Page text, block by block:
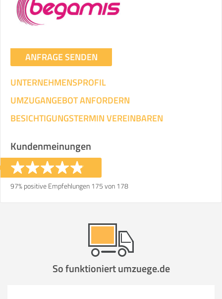
ANFRAGE SENDEN
UNTERNEHMENSPROFIL
UMZUGANGEBOT ANFORDERN
BESICHTIGUNGSTERMIN VEREINBAREN
Kundenmeinungen
97% positive Empfehlungen 175 von 178
So funktioniert umzuege.de